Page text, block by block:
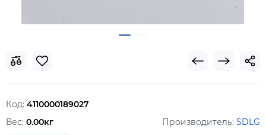
Код: 4110000189027
Производитель: SDLG
Вес: 0.00кг